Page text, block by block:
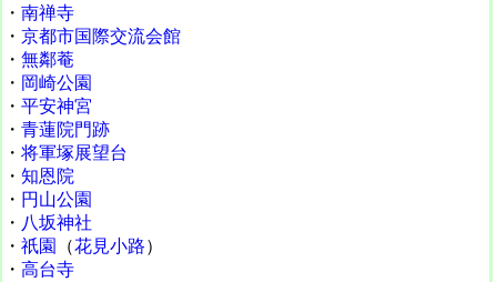
・ 南禅寺
・ 京都市国際交流会館
・ 無鄰菴
・ 岡崎公園
・ 平安神宮
・ 青蓮院門跡
・ 将軍塚展望台
・ 知恩院
・ 円山公園
・ 八坂神社
・ 祇園 （花見小路）
・ 高台寺